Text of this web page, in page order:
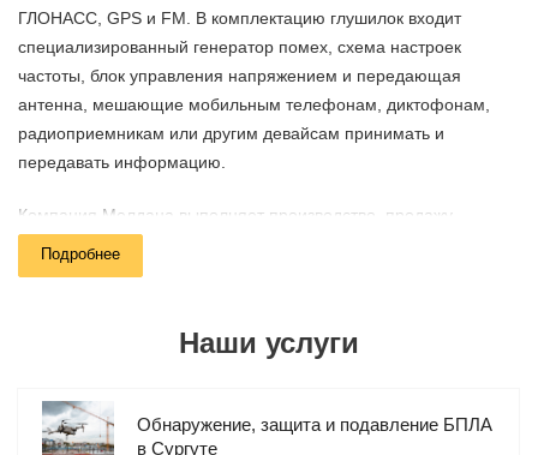
ГЛОНАСС, GPS и FM. В комплектацию глушилок входит
специализированный генератор помех, схема настроек
частоты, блок управления напряжением и передающая
антенна, мешающие мобильным телефонам, диктофонам,
радиоприемникам или другим девайсам принимать и
передавать информацию.
Компания Мелдана выполняет производство, продажу,
установку и настройку подавителей беспроводной связи для
коммерческих, административных, силовых и
подавляющие устройства с различными техническими/
функциональными характеристиками и обслуживаем
Подробнее
Наши услуги
Обнаружение, защита и подавление БПЛА
в Сургуте